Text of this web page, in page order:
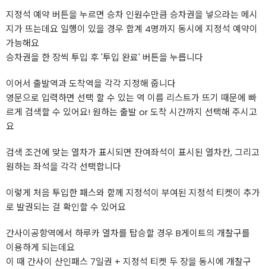
지정석 예약 버튼을 누르면 승차 인원수만큼 승차권을 넣으라는 메시
지가 뜨는데요 일행이 있을 경우 합계 4명까지 동시에 지정석 예약이
가능해요
승차권을 한 장씩 투입 후 '투입 완료' 버튼을 누릅니다
이어서 출발역과 도착역을 각각 지정해 줍니다
영문으로 입력하면 선택 할 수 있는 역 이름 리스트가 뜨기 때문에 빠
르게 검색할 수 있어요! 원하는 출발 or 도착 시간까지 선택해 주시고
요
검색 조건에 맞는 열차가 표시되면 잔여좌석이 표시된 열차칸, 그리고
원하는 좌석을 각각 선택합니다
이렇게 처음 투입한 패스와 함께 지정석이 부여된 지정석 티켓이 추가
로 발권되는 걸 확인할 수 있어요
간사이공항역에서 하루카 열차를 탑승할 경우 B게이트의 개찰구를
이용하게 되는데요
이 때 간사이 산인패스 7일권 + 지정석 티켓 두 장을 동시에 개찰구